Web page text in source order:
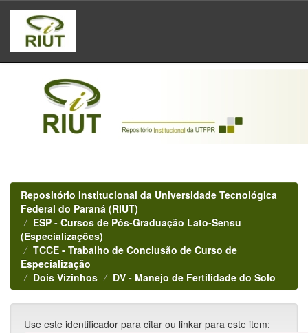
Skip
navigation
Repositório Institucional da Universidade Tecnológica
Federal do Paraná (RIUT)
ESP - Cursos de Pós-Graduação Lato-Sensu
(Especializações)
TCCE - Trabalho de Conclusão de Curso de
Especialização
Dois Vizinhos
DV - Manejo de Fertilidade do Solo
Use este identificador para citar ou linkar para este item: